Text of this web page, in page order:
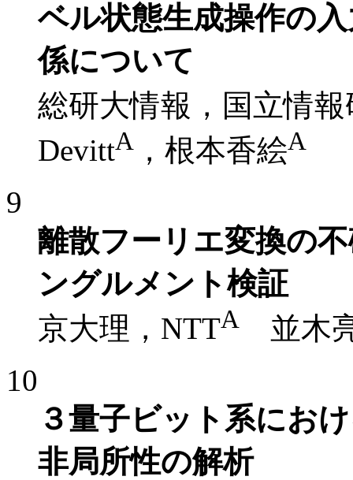
ベル状態生成操作の
係について
総研大情報，国立情報
DevittA ，根本香絵A
9
離散フーリエ変換の
ングルメント検証
京大理，NTTA 並木
10
３量子ビット系にお
非局所性の解析